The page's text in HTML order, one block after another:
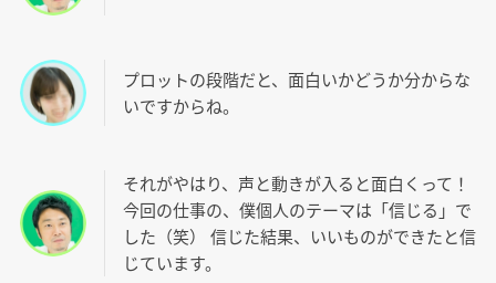
プロットの段階だと、面白いかどうか分からな
いですからね。
それがやはり、声と動きが入ると面白くって！
今回の仕事の、僕個人のテーマは「信じる」で
した（笑） 信じた結果、いいものができたと信
じています。